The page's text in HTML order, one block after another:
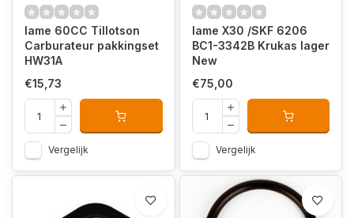
Iame 60CC Tillotson
Carburateur pakkingset
HW31A
€15,73
Vergelijk
Iame X30 /SKF 6206
BC1-3342B Krukas lager
New
€75,00
Vergelijk